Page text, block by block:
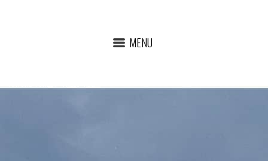
MENU